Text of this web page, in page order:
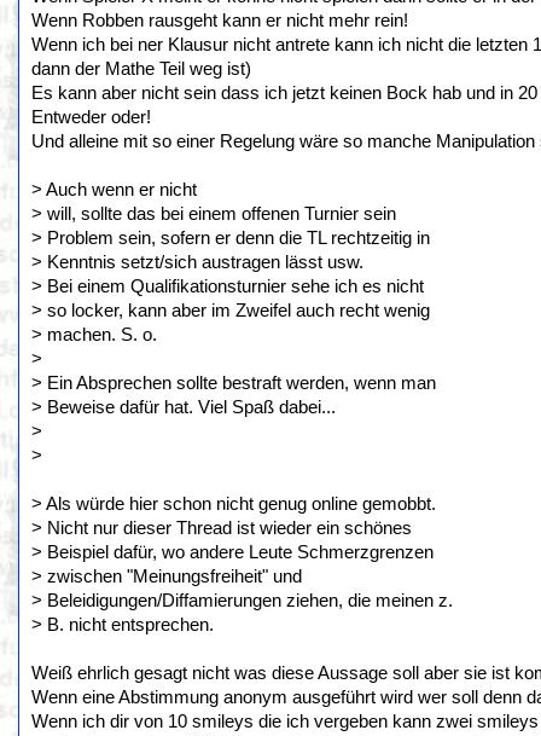
Wenn Robben rausgeht kann er nicht mehr rein!
Wenn ich bei ner Klausur nicht antrete kann ich nicht die
dann der Mathe Teil weg ist)
Es kann aber nicht sein dass ich jetzt keinen Bock hab und in
Entweder oder!
Und alleine mit so einer Regelung wäre so manche
> Auch wenn er nicht
> will, sollte das bei einem offenen Turnier sein
> Problem sein, sofern er denn die TL rechtzeitig in
> Kenntnis setzt/sich austragen lässt usw.
> Bei einem Qualifikationsturnier sehe ich es nicht
> so locker, kann aber im Zweifel auch recht wenig
> machen. S. o.
>
> Ein Absprechen sollte bestraft werden, wenn man
> Beweise dafür hat. Viel Spaß dabei...
>
>
> Als würde hier schon nicht genug online gemobbt.
> Nicht nur dieser Thread ist wieder ein schönes
> Beispiel dafür, wo andere Leute Schmerzgrenzen
> zwischen "Meinungsfreiheit" und
> Beleidigungen/Diffamierungen ziehen, die meinen z.
> B. nicht entsprechen.
Weiß ehrlich gesagt nicht was diese Aussage soll aber sie ist
Wenn eine Abstimmung anonym ausgeführt wird wer soll denn
Wenn ich dir von 10 smileys die ich vergeben kann zwei